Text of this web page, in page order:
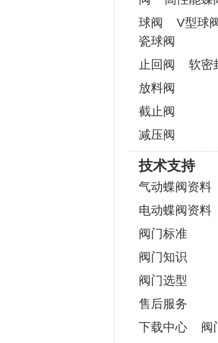
球阀
V型球
瓷球阀
止回阀
软密
放料阀
截止阀
减压阀
技术支持
气动蝶阀资料
电动蝶阀资料
阀门标准
阀门知识
阀门选型
售后服务
下载中心
阀